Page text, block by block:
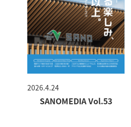
SANOMEDIA Vol.53
2026.4.24